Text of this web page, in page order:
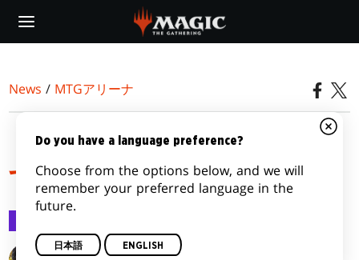
main
News / MTGアリーナ
「実績」を世に送り出
す、という実績
Do you have a language preference?
Choose from the options below, and we will
remember your preferred language in the
future.
日本語 ENGLISH